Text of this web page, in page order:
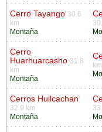
Cerro Tayango 30.6
km
Montaña
Cerro
Huarhuarcasho 31.8
km
Montaña
km
Cerros Huilcachan
32.9 km
Montaña